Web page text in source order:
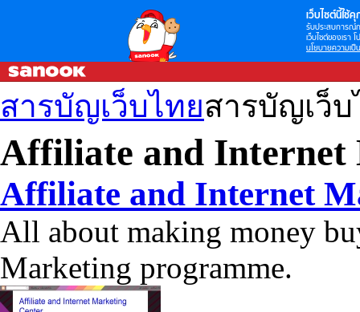
เว็บไซต์นี้ใช้คุ
รับประสบการณ์
เว็บไซต์ของเรา
นโยบายความเป็
สารบัญเว็บไทยสารบัญเว็
Affiliate and Internet
Affiliate and Internet
All about making money
Marketing programme.